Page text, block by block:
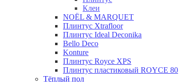
Клеи
NOЁL & MARQUET
Плинтус Xtrafloor
Плинтус Ideal Deconika
Bello Deco
Konture
Плинтус Royce XPS
Плинтус пластиковый ROYCE 80
Тёплый пол